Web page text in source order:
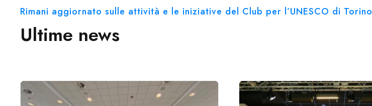
Rimani aggiornato sulle attività e le iniziative del Club per l’UNESCO di Torino
Ultime news